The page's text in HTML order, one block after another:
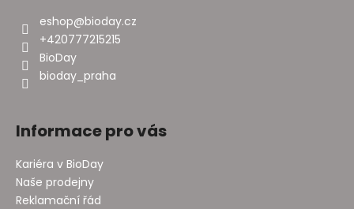
eshop@bioday.cz
+420777215215
BioDay
bioday_praha
Informace pro vás
Kariéra v BioDay
Naše prodejny
Reklamační řád